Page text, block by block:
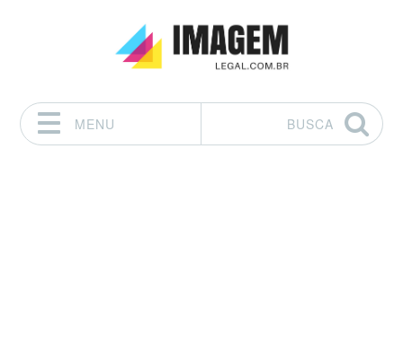
MENU
BUSCA